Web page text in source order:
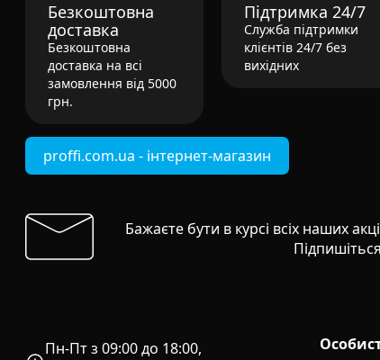
Безкоштовна
доставка
Безкоштовна
доставка на всі
замовлення від 5000
грн.
Підтримка 24/7
Служба підтримки
клієнтів 24/7 без
вихідних
proffi.com.ua - інтернет-магазин
Бажаєте бути в курсі всіх наших
Пн-Пт з 09:00 до 18:00,